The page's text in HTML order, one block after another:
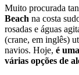
Muito procurada
Beach na costa
rosadas e águas
(crane, em inglês)
navios. Hoje, é
várias opções de